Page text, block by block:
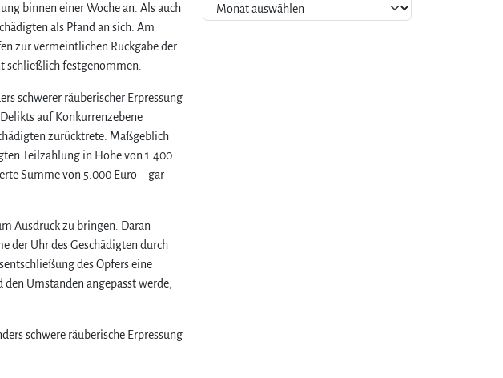
binnen einer Woche an. Als auch
als Pfand an sich. Am
zur vermeintlichen Rückgabe der
schließlich festgenommen.
schwerer räuberischer Erpressung
auf Konkurrenzebene
zurücktrete. Maßgeblich
Teilzahlung in Höhe von 1.400
Summe von 5.000 Euro – gar
Ausdruck zu bringen. Daran
der Uhr des Geschädigten durch
des Opfers eine
Umständen angepasst werde,
schwere räuberische Erpressung